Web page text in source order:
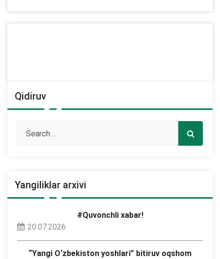
Qidiruv
Yangiliklar arxivi
#Quvonchli xabar!
20.07.2026
“Yangi O‘zbekiston yoshlari” bitiruv oqshom